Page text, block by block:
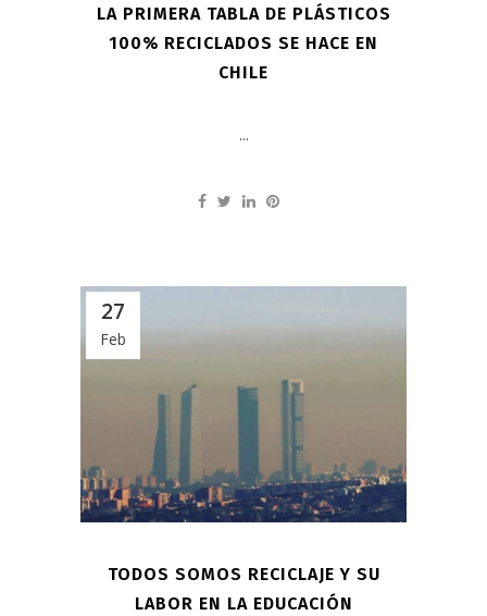
LA PRIMERA TABLA DE PLÁSTICOS
100% RECICLADOS SE HACE EN
CHILE
...
27
Feb
TODOS SOMOS RECICLAJE Y SU
LABOR EN LA EDUCACIÓN